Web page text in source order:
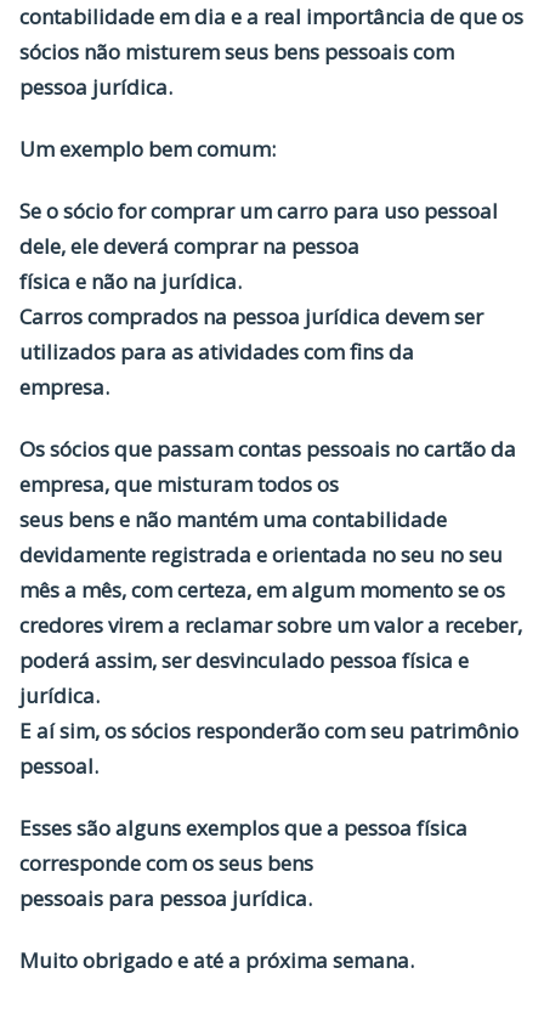
contabilidade em dia e a real importância de que os
sócios não misturem seus bens pessoais com
pessoa jurídica.
Um exemplo bem comum:
Se o sócio for comprar um carro para uso pessoal
dele, ele deverá comprar na pessoa
física e não na jurídica.
Carros comprados na pessoa jurídica devem ser
utilizados para as atividades com fins da
empresa.
Os sócios que passam contas pessoais no cartão da
empresa, que misturam todos os
seus bens e não mantém uma contabilidade
devidamente registrada e orientada no seu no seu
mês a mês, com certeza, em algum momento se os
credores virem a reclamar sobre um valor a receber,
poderá assim, ser desvinculado pessoa física e
jurídica.
E aí sim, os sócios responderão com seu patrimônio
pessoal.
Esses são alguns exemplos que a pessoa física
corresponde com os seus bens
pessoais para pessoa jurídica.
Muito obrigado e até a próxima semana.